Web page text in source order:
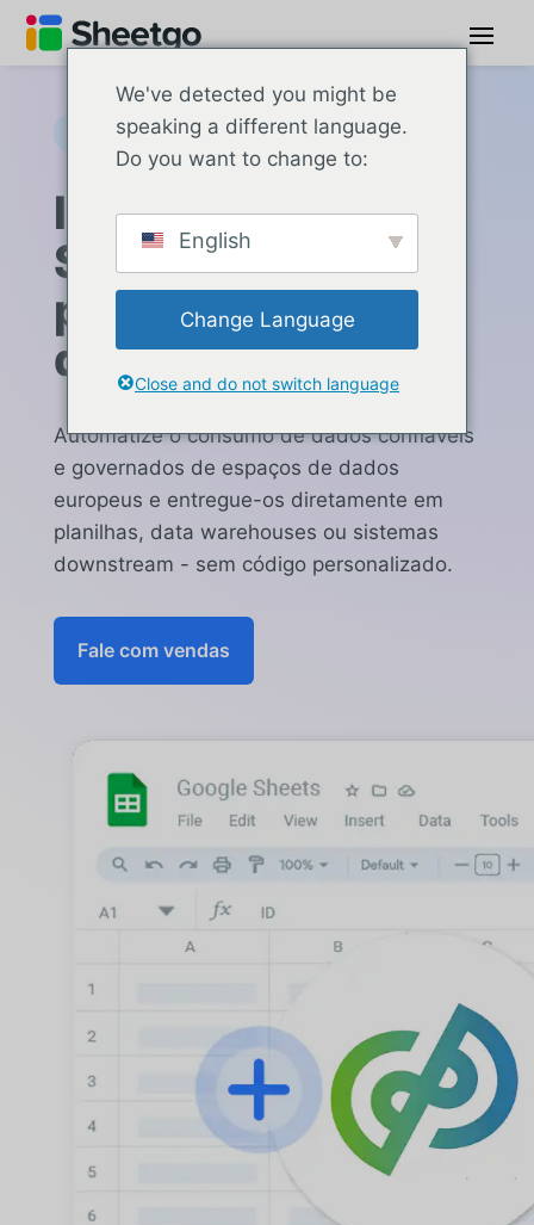
Integração de espaços de dados
Integre o Data
Spaces ao seu
pipeline de dados
de planilha
Automatize o consumo de dados confiáveis
e governados de espaços de dados
europeus e entregue-os diretamente em
planilhas, data warehouses ou sistemas
downstream - sem código personalizado.
Fale com vendas
We've detected you might be
speaking a different language.
Do you want to change to:
English
Change Language
Close and do not switch language